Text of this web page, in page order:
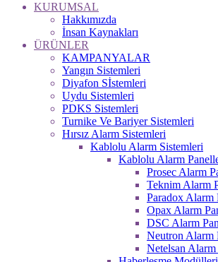
KURUMSAL
Hakkımızda
İnsan Kaynakları
ÜRÜNLER
KAMPANYALAR
Yangın Sistemleri
Diyafon Sİstemleri
Uydu Sistemleri
PDKS Sistemleri
Turnike Ve Bariyer Sistemleri
Hırsız Alarm Sistemleri
Kablolu Alarm Sistemleri
Kablolu Alarm
Prosec Alarm
Teknim Alarm
Paradox Alarm
Opax Alarm
DSC Alarm
Neutron Alarm
Netelsan Alarm